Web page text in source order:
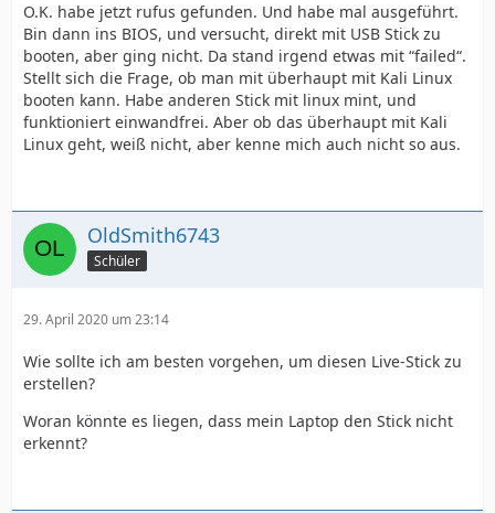
O.K. habe jetzt rufus gefunden. Und habe mal ausgeführt.
Bin dann ins BIOS, und versucht, direkt mit USB Stick zu
booten, aber ging nicht. Da stand irgend etwas mit “failed“.
Stellt sich die Frage, ob man mit überhaupt mit Kali Linux
booten kann. Habe anderen Stick mit linux mint, und
funktioniert einwandfrei. Aber ob das überhaupt mit Kali
Linux geht, weiß nicht, aber kenne mich auch nicht so aus.
OldSmith6743
Schüler
29. April 2020 um 23:14
Wie sollte ich am besten vorgehen, um diesen Live-Stick zu
erstellen?
Woran könnte es liegen, dass mein Laptop den Stick nicht
erkennt?